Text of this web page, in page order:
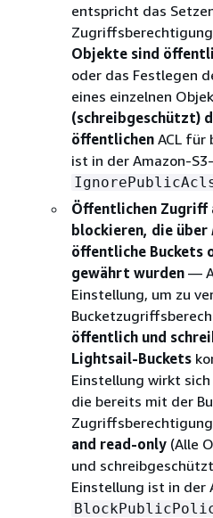
entspricht das
Objekte sind
oder das Festlegen
eines einzelnen
(schreibgeschützt)
öffentlichen ACL für
ist in der Amazon-
Öffentlichen Zugriff
blockieren, die über
öffentliche Buckets
gewährt wurden —
Einstellung, um zu
öffentlich und
Lightsail-Buckets
Einstellung wirkt
die bereits mit der
Zugriffsberechtigung
and read-only (Alle
und
Einstellung ist in der